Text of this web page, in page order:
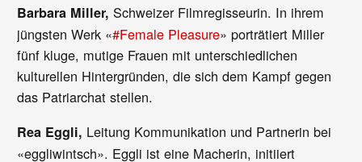
Barbara Miller,Schweizer Filmregisseurin. In ihrem
jüngsten Werk «#Female Pleasure» porträtiert Miller
fünf kluge, mutige Frauen mit unterschiedlichen
kulturellen Hintergründen, die sich dem Kampf gegen
das Patriarchat stellen.
Rea Eggli, Leitung Kommunikation und Partnerin bei
«eggliwintsch». Eggli ist eine Macherin, initiiert